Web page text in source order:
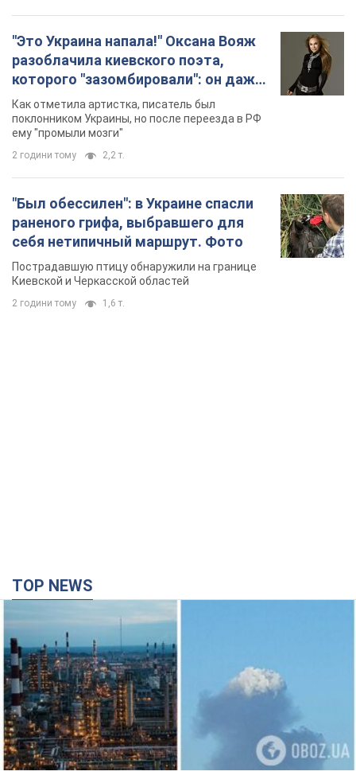
"Это Украина напала!" Оксана Вояж
разоблачила киевского поэта,
которого "зазомбировали": он даже
русского не знал, а теперь хочет
геноцида украинцев
Как отметила артистка, писатель был
поклонником Украины, но после переезда в РФ
ему "промыли мозги"
2 години тому 2,2 т.
"Был обессилен": в Украине спасли
раненого грифа, выбравшего для
себя нетипичный маршрут. Фото
Пострадавшую птицу обнаружили на границе
Киевской и Черкасской областей
2 години тому 1,6 т.
TOP NEWS